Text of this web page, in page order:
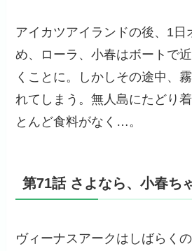
アイカツアイランドの後、1日
め、ローラ、小春はボートで
くことに。しかしその途中、
れてしまう。無人島にたどり
とんど食料がなく…。
第71話 さよなら、小春ち
ヴィーナスアークはしばらく